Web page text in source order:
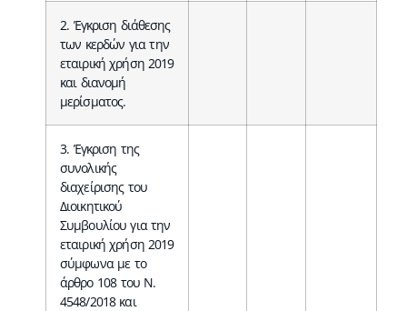
2. Έγκριση διάθεσης
των κερδών για την
εταιρική χρήση 2019
και διανομή
μερίσματος.
3. Έγκριση της
συνολικής
διαχείρισης του
Διοικητικού
Συμβουλίου για την
εταιρική χρήση 2019
σύμφωνα με το
άρθρο 108 του Ν.
4548/2018 και